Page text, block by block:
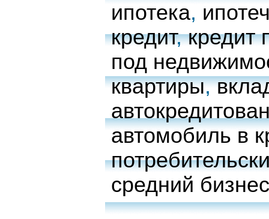
ипотека,
кредит,кредит
под
квартиры,
автомобиль в
средний бизнес